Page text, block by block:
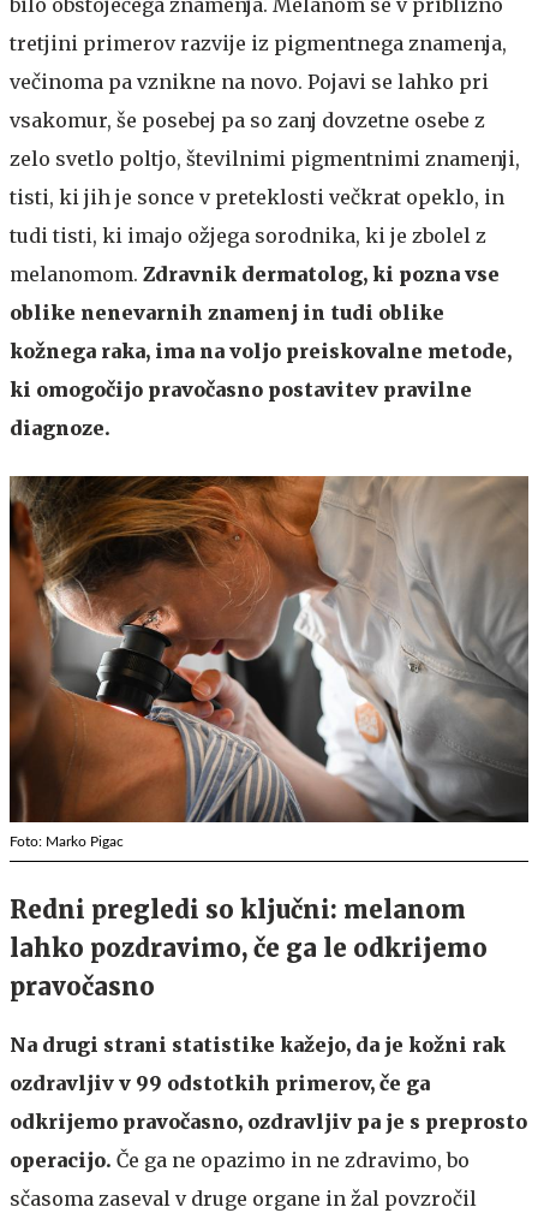
tretjini primerov razvije iz pigmentnega znamenja,
večinoma pa vznikne na novo. Pojavi se lahko pri
vsakomur, še posebej pa so zanj dovzetne osebe z
zelo svetlo poltjo, številnimi pigmentnimi znamenji,
tisti, ki jih je sonce v preteklosti večkrat opeklo, in
tudi tisti, ki imajo ožjega sorodnika, ki je zbolel z
melanomom. Zdravnik dermatolog, ki pozna vse
oblike nenevarnih znamenj in tudi oblike
kožnega raka, ima na voljo preiskovalne metode,
ki omogočijo pravočasno postavitev pravilne
diagnoze.
Foto: Marko Pigac
Redni pregledi so ključni: melanom
lahko pozdravimo, če ga le odkrijemo
pravočasno
Na drugi strani statistike kažejo, da je kožni rak
ozdravljiv v 99 odstotkih primerov, če ga
odkrijemo pravočasno, ozdravljiv pa je s preprosto
operacijo. Če ga ne opazimo in ne zdravimo, bo
sčasoma zaseval v druge organe in žal povzročil